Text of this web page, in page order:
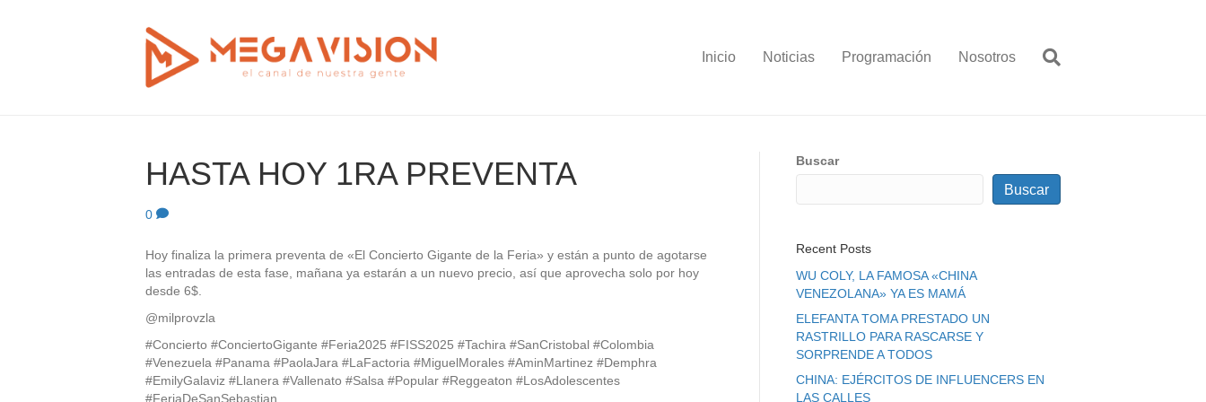
Inicio Noticias Programación Nosotros
HASTA HOY 1RA PREVENTA
0
Hoy finaliza la primera preventa de «El Concierto Gigante de la Feria» y están a punto de agotarse
las entradas de esta fase, mañana ya estarán a un nuevo precio, así que aprovecha solo por hoy
desde 6$.
@milprovzla
#Concierto #ConciertoGigante #Feria2025 #FISS2025 #Tachira #SanCristobal #Colombia
#Venezuela #Panama #PaolaJara #LaFactoria #MiguelMorales #AminMartinez #Demphra
#EmilyGalaviz #Llanera #Vallenato #Salsa #Popular #Reggeaton #LosAdolescentes
#FeriaDeSanSebastian
Buscar
Buscar
Recent Posts
WU COLY, LA FAMOSA «CHINA
VENEZOLANA» YA ES MAMÁ
ELEFANTA TOMA PRESTADO UN
RASTRILLO PARA RASCARSE Y
SORPRENDE A TODOS
CHINA: EJÉRCITOS DE INFLUENCERS EN
LAS CALLES